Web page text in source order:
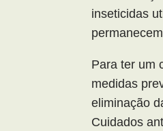
inseticidas
Para ter um
medidas
eliminação
Cuidados